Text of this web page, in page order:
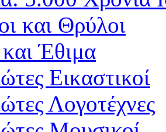
και Θρύλοι
Έθιμα
Εικαστικοί
Λογοτέχνες